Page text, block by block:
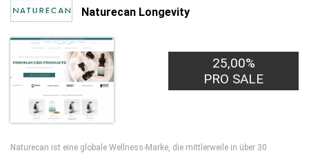
Naturecan Longevity
25,00%
PRO SALE
Naturecan ist eine globale Wellness-Marke, die mittlerweile in über 30